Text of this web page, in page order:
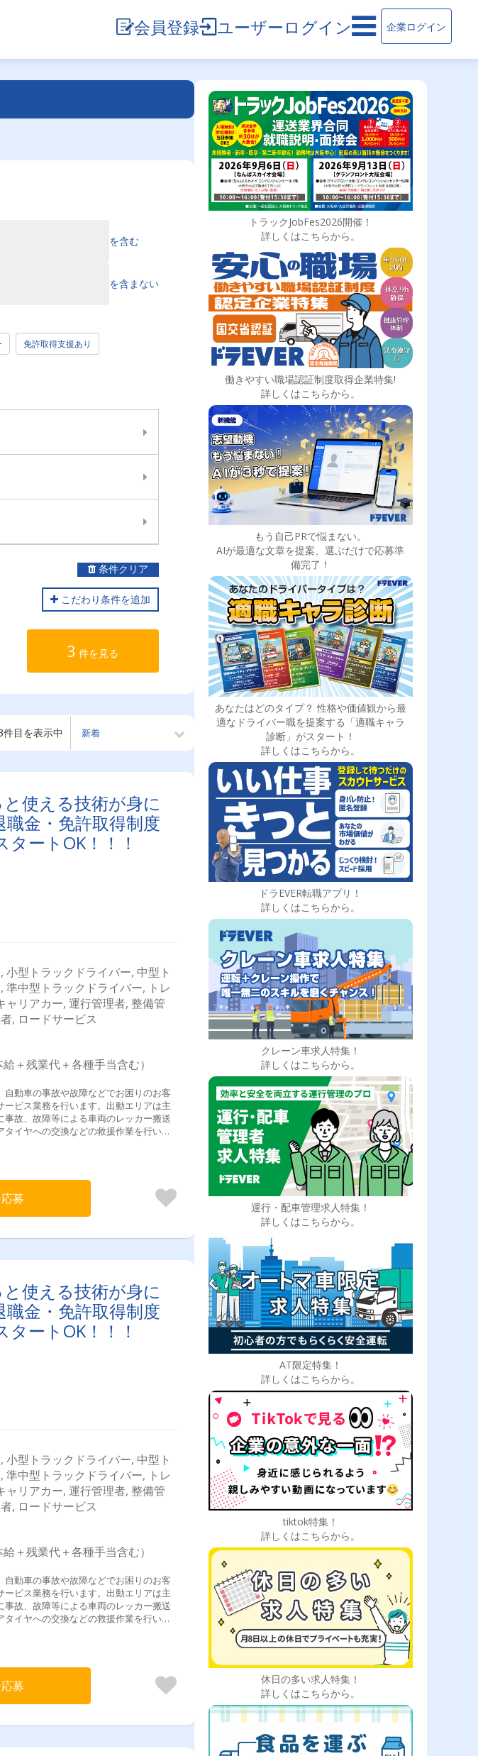
会員登録 ユーザーログイン 企業ログイン
を含む
を含まない
免許取得支援あり
条件クリア
こだわり条件を追加
3 件を見る
目を表示中
使える技術が身に
金・免許取得制度
ートOK！！！
小型トラックドライバー, 中型ト
準中型トラックドライバー, トレ
ャリアカー, 運行管理者, 整備管
, ロードサービス
＋残業代＋各種手当含む）
動車の事故や故障などでお困りのお客
ビス業務を行います。出動エリアは主
事故、故障等による車両のレッカー搬送
イヤへの交換などの救援作業を行いま
日に平均3～4件。多いときは5～6件出
的には＞・事故、故障等による車両の
の救出・作業伝票、報告書の作成・車
募
使える技術が身に
金・免許取得制度
ートOK！！！
小型トラックドライバー, 中型ト
準中型トラックドライバー, トレ
ャリアカー, 運行管理者, 整備管
, ロードサービス
＋残業代＋各種手当含む）
動車の事故や故障などでお困りのお客
ビス業務を行います。出動エリアは主
事故、故障等による車両のレッカー搬送
イヤへの交換などの救援作業を行いま
日に平均3～4件。多いときは5～6件出
的には＞・事故、故障等による車両の
の救出・作業伝票、報告書の作成・車
募
トラックJobFes2026開催！
詳しくはこちらから。
働きやすい職場認証制度取得企業特集!
詳しくはこちらから。
もう自己PRで悩まない。
AIが最適な文章を提案、選ぶだけで応募準
備完了！
あなたはどのタイプ？ 性格や価値観から最
適なドライバー職を提案する「適職キャラ
診断」がスタート！
詳しくはこちらから。
ドラEVER転職アプリ！
詳しくはこちらから。
クレーン車求人特集！
詳しくはこちらから。
運行・配車管理求人特集！
詳しくはこちらから。
AT限定特集！
詳しくはこちらから。
tiktok特集！
詳しくはこちらから。
休日の多い求人特集！
詳しくはこちらから。